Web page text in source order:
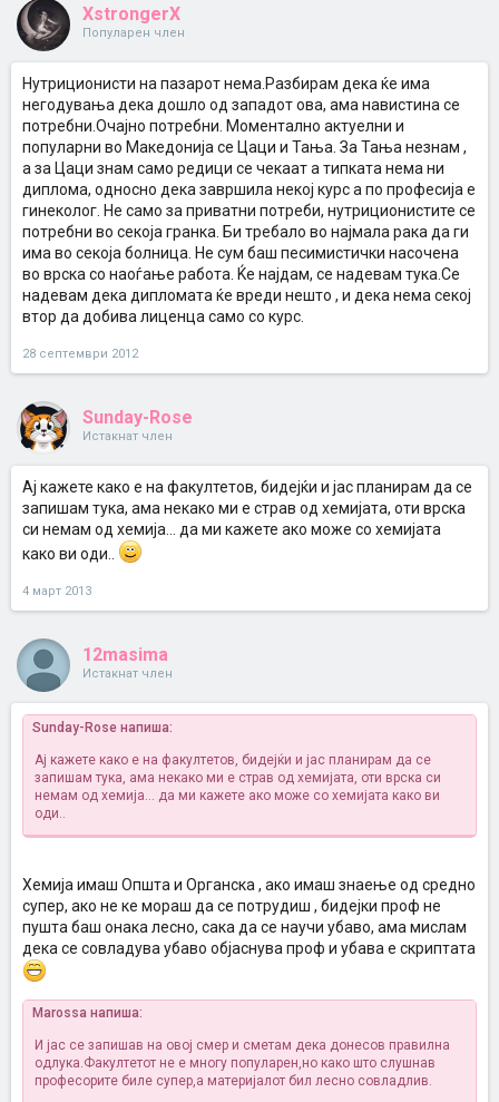
XstrongerX
Популарен член
Нутриционисти на пазарот нема.Разбирам дека ќе има
негодувања дека дошло од западот ова, ама навистина се
потребни.Очајно потребни. Моментално актуелни и
популарни во Македонија се Цаци и Тања. За Тања незнам ,
а за Цаци знам само редици се чекаат а типката нема ни
диплома, односно дека завршила некој курс а по професија е
гинеколог. Не само за приватни потреби, нутриционистите се
потребни во секоја гранка. Би требало во најмала рака да ги
има во секоја болница. Не сум баш песимистички насочена
во врска со наоѓање работа. Ќе најдам, се надевам тука.Се
надевам дека дипломата ќе вреди нешто , и дека нема секој
втор да добива лиценца само со курс.
28 септември 2012
Sunday-Rose
Истакнат член
Ај кажете како е на факултетов, бидејќи и јас планирам да се
запишам тука, ама некако ми е страв од хемијата, оти врска
си немам од хемија... да ми кажете ако може со хемијата
како ви оди..
4 март 2013
12masima
Истакнат член
Sunday-Rose напиша:
Ај кажете како е на факултетов, бидејќи и јас планирам да се
запишам тука, ама некако ми е страв од хемијата, оти врска си
немам од хемија... да ми кажете ако може со хемијата како ви
оди..
Хемија имаш Општа и Органска , ако имаш знаење од средно
супер, ако не ке мораш да се потрудиш , бидејки проф не
пушта баш онака лесно, сака да се научи убаво, ама мислам
дека се совладува убаво објаснува проф и убава е скриптата
Marossa напиша:
И јас се запишав на овој смер и сметам дека донесов правилна
одлука.Факултетот не е многу популарен,но како што слушнав
професорите биле супер,а материјалот бил лесно совладлив.